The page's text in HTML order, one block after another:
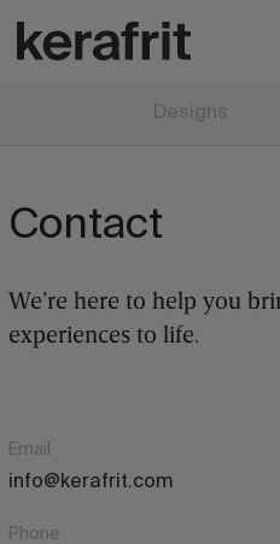
Designs
Contact
We’re here to help you
experiences to life.
Email
info@kerafrit.com
Phone